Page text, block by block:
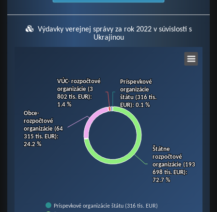
Výdavky verejnej správy za rok 2022 v súvislosti s
Ukrajinou
Pie chart with 10 slices.
View as data table, Chart
Príspevkové
organizácie
štátu (316 tis.
EUR): 0.1 %
Príspevkové
organizácie
štátu (316 tis.
EUR): 0.1 %
Štátne
rozpočtové
organizácie (193
698 tis. EUR):
72.7 %
Štátne
rozpočtové
organizácie (193
698 tis. EUR):
72.7 %
Obce-
rozpočtové
organizácie (64
315 tis. EUR):
24.2 %
Obce-
rozpočtové
organizácie (64
315 tis. EUR):
24.2 %
VÚC- rozpočtové
organizácie (3
802 tis. EUR):
1.4 %
VÚC- rozpočtové
organizácie (3
802 tis. EUR):
1.4 %
Príspevkové organizácie štátu (316 tis. EUR)